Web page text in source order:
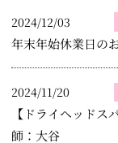
2024/12/03
年末年始休業日の
2024/11/20
【ドライヘッド
師：大谷